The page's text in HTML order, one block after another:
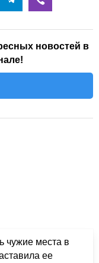
новостей в
чужие места в
ее